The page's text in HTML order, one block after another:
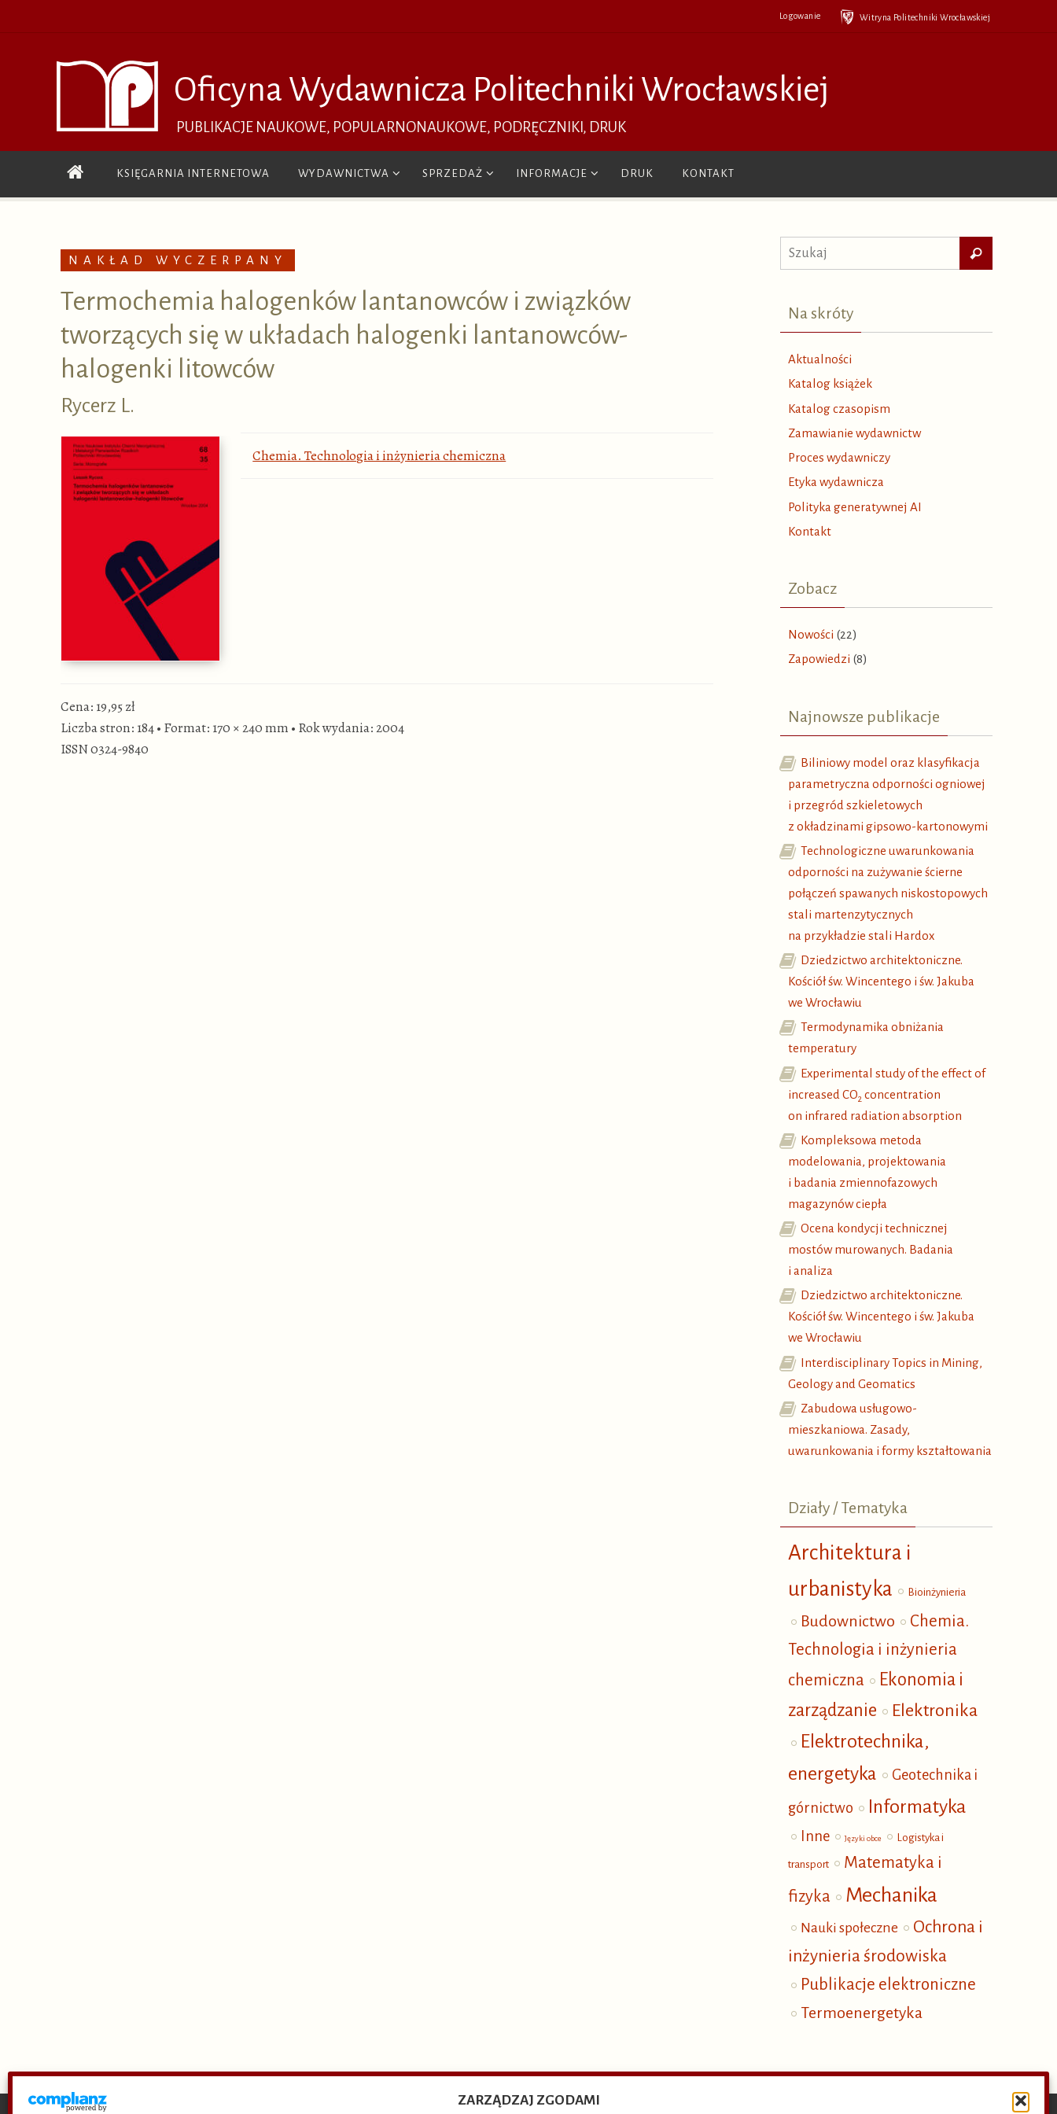
ZARZĄDZAJ ZGODAMI
Logowanie Witryna Politechniki Wrocławskiej
Oficyna Wydawnicza Politechniki Wrocławskiej
PUBLIKACJE NAUKOWE, POPULARNONAUKOWE, PODRĘCZNIKI, DRUK
KSIĘGARNIA INTERNETOWA WYDAWNICTWA SPRZEDAŻ INFORMACJE DRUK KONTAKT
NAKŁAD WYCZERPANY
Termochemia halogenków lantanowców i związków
tworzących się w układach halogenki lantanowców-
halogenki litowców
Rycerz L.
Chemia. Technologia i inżynieria chemiczna
Cena: 19,95 zł
Liczba stron: 184• Format: 170 × 240 mm • Rok wydania: 2004
ISSN 0324-9840
dla:
Szukaj
Na skróty
Aktualności
Katalog książek
Katalog czasopism
Zamawianie wydawnictw
Proces wydawniczy
Etyka wydawnicza
Polityka generatywnej AI
Kontakt
Zobacz
Nowości (22)
Zapowiedzi (8)
Najnowsze publikacje
Biliniowy model oraz klasyfikacja
parametryczna odporności ogniowej
i przegród szkieletowych
z okładzinami gipsowo-kartonowymi
Technologiczne uwarunkowania
odporności na zużywanie ścierne
połączeń spawanych niskostopowych
stali martenzytycznych
na przykładzie stali Hardox
Dziedzictwo architektoniczne.
Kościół św. Wincentego i św. Jakuba
we Wrocławiu
Termodynamika obniżania
temperatury
Experimental study of the effect of
increased CO2 concentration
on infrared radiation absorption
Kompleksowa metoda
modelowania, projektowania
i badania zmiennofazowych
magazynów ciepła
Ocena kondycji technicznej
mostów murowanych. Badania
i analiza
Dziedzictwo architektoniczne.
Kościół św. Wincentego i św. Jakuba
we Wrocławiu
Interdisciplinary Topics in Mining,
Geology and Geomatics
Zabudowa usługowo-
mieszkaniowa. Zasady,
uwarunkowania i formy kształtowania
Działy / Tematyka
Architektura i
urbanistyka
Bioinżynieria
Budownictwo
Chemia.
Technologia i inżynieria
chemiczna
Ekonomia i
zarządzanie
Elektronika
Elektrotechnika,
energetyka
Geotechnika i
górnictwo Informatyka
Inne Języki obce Logistyka i
transport
Matematyka i
fizyka
Mechanika
Nauki społeczne
Ochrona i
inżynieria środowiska
Publikacje elektroniczne
Termoenergetyka